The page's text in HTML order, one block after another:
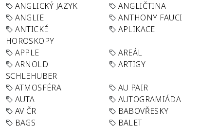
ANGLICKÝ JAZYK
ANGLIČTINA
ANGLIE
ANTHONY FAUCI
ANTICKÉ
HOROSKOPY
APLIKACE
APPLE
AREÁL
ARNOLD
SCHLEHUBER
ARTIGY
ATMOSFÉRA
AU PAIR
AUTA
AUTOGRAMIÁDA
AV ČR
BABOVŘESKY
BAGS
BALET